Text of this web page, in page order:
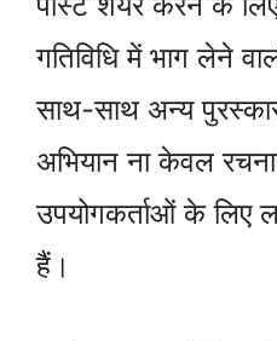
गतिविधि में भाग लेने
साथ-साथ अन्य
अभियान ना केवल
उपयोगकर्ताओं के लिए
हैं।